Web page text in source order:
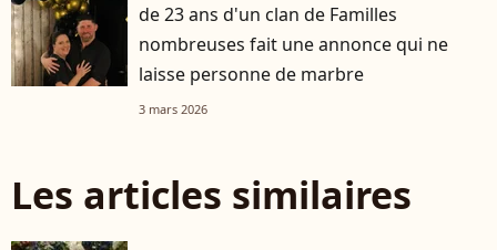
de 23 ans d'un clan de Familles
nombreuses fait une annonce qui ne
laisse personne de marbre
3 mars 2026
Les articles similaires